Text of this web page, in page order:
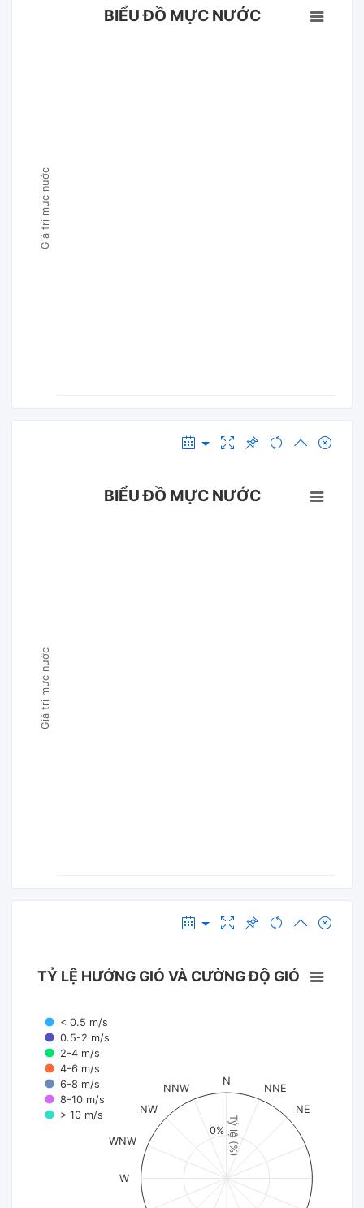
Giá trị mực nước
BIỂU ĐỒ MỰC NƯỚC
Giá trị mực nước
BIỂU ĐỒ MỰC NƯỚC
Tỷ lệ (%)
TỶ LỆ HƯỚNG GIÓ VÀ CƯỜNG ĐỘ GIÓ
< 0.5 m/s
0.5-2 m/s
2-4 m/s
4-6 m/s
6-8 m/s
8-10 m/s
> 10 m/s
N
NNE
NE
W
WNW
NW
NNW
0%